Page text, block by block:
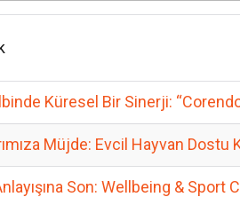
Küresel Bir Sinerji:
Müjde: Evcil Hayvan Dostu
Son: Wellbeing & Sport